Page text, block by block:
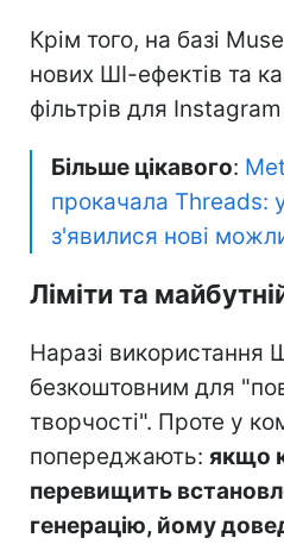
Крім того, на базі
нових ШІ-ефектів та
фільтрів для
Більше цікавого:
прокачала Threads:
з'явилися нові
Ліміти та
Наразі використання
безкоштовним для
творчості". Проте у
попереджають: якщо
перевищить
генерацію, йому